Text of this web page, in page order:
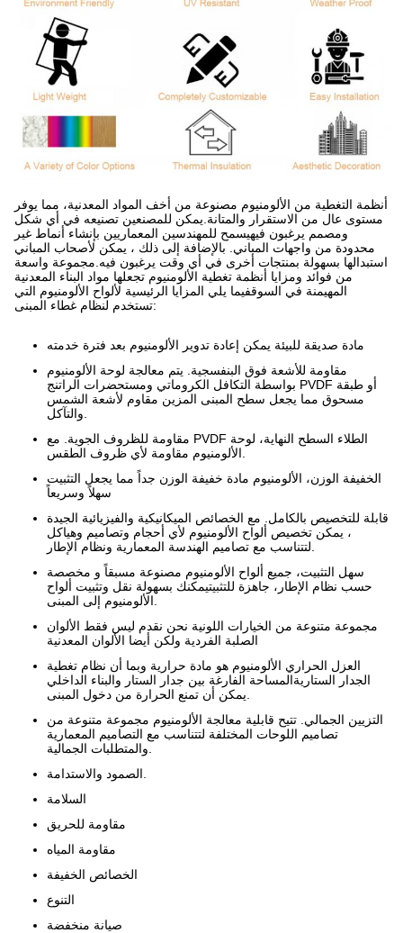
أنظمة التغطية من الألومنيوم مصنوعة من أخف المواد المعدنية، مما يوفر
مستوى عال من الاستقرار والمتانة.يمكن للمصنعين تصنيعه في أي شكل
ومصمم يرغبون فيهيسمح للمهندسين المعماريين بإنشاء أنماط غير
محدودة من واجهات المباني. بالإضافة إلى ذلك ، يمكن لأصحاب المباني
استبدالها بسهولة بمنتجات أخرى في أي وقت يرغبون فيه.مجموعة واسعة
من فوائد ومزايا أنظمة تغطية الألومنيوم تجعلها مواد البناء المعدنية
المهيمنة في السوقفيما يلي المزايا الرئيسية لألواح الألومنيوم التي
تستخدم لنظام غطاء المبنى:
مادة صديقة للبيئة يمكن إعادة تدوير الألومنيوم بعد فترة خدمته
مقاومة للأشعة فوق البنفسجية. يتم معالجة لوحة الألومنيوم
بواسطة التكافل الكروماتي ومستحضرات الراتنج PVDF أو طبقة
مسحوق مما يجعل سطح المبنى المزين مقاوم لأشعة الشمس
مقاومة للظروف الجوية. مع PVDF الطلاء السطح النهاية، لوحة
الخفيفة الوزن، الألومنيوم مادة خفيفة الوزن جداً مما يجعل التثبيت
سهلاً وسريعاً
قابلة للتخصيص بالكامل. مع الخصائص الميكانيكية والفيزيائية الجيدة
، يمكن تخصيص ألواح الألومنيوم لأي أحجام وتصاميم وهياكل
سهل التثبيت، جميع ألواح الألومنيوم مصنوعة مسبقاً و مخصصة
حسب نظام الإطار، جاهزة للتثبيتيمكنك بسهولة نقل وتثبيت ألواح
مجموعة متنوعة من الخيارات اللونية نحن نقدم ليس فقط الألوان
الصلبة الفردية ولكن أيضا الألوان المعدنية
العزل الحراري الألومنيوم هو مادة حرارية وبما أن نظام تغطية
الجدار الستاريةالمساحة الفارغة بين جدار الستار والبناء الداخلي
التزيين الجمالي. تتيح قابلية معالجة الألومنيوم مجموعة متنوعة من
تصاميم اللوحات المختلفة لتتناسب مع التصاميم المعمارية
السلامة
مقاومة للحريق
مقاومة المياه
الخصائص الخفيفة
التنوع
صيانة منخفضة